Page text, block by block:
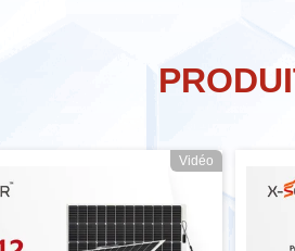
Vidéo